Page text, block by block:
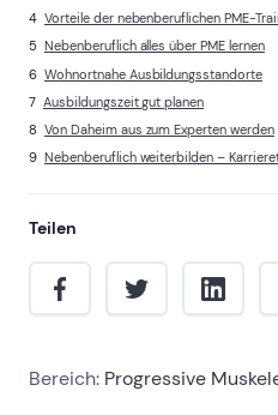
Vorteile der nebenberuflichen PME-
Nebenberuflich alles über PME lernen
Wohnortnahe Ausbildungsstandorte
Ausbildungszeit gut planen
Von Daheim aus zum Experten werden
Nebenberuflich weiterbilden –
Teilen
Bereich: Progressive